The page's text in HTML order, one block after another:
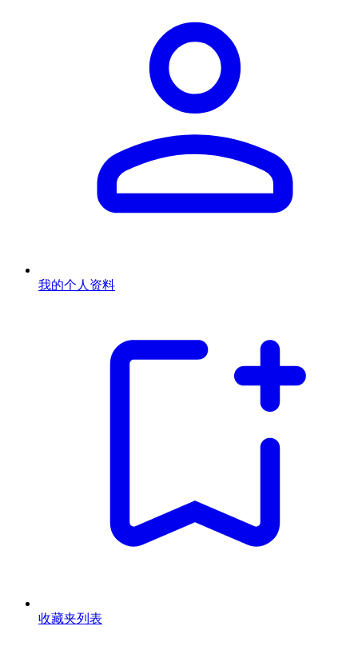
我的个人资料
收藏夹列表